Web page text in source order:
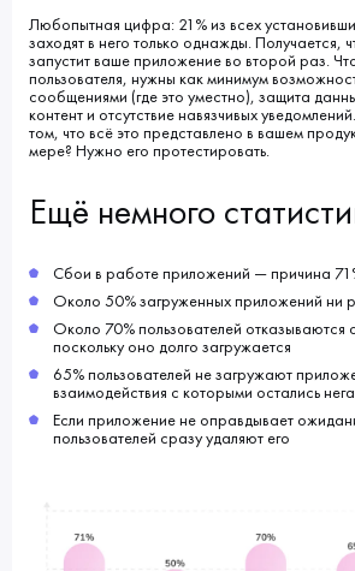
Любопытная цифра: 21% из всех
заходят в него только однажды. Получается,
запустит ваше приложение во второй раз.
пользователя, нужны как минимум
сообщениями (где это уместно), защита
контент и отсутствие навязчивых
том, что всё это представлено в вашем
мере? Нужно его протестировать.
Ещё немного
Сбои в работе приложений — причина
Около 50% загруженных приложений ни
Около 70% пользователей отказываются
поскольку оно долго загружается
65% пользователей не загружают
взаимодействия с которыми остались
Если приложение не оправдывает
пользователей сразу удаляют его